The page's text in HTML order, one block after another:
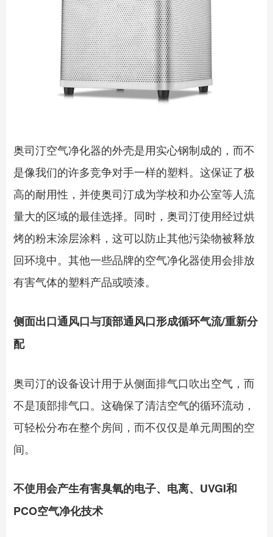
奥司汀空气净化器的外壳是用实心钢制成的，而不
是像我们的许多竞争对手一样的塑料。这保证了极
高的耐用性，并使奥司汀成为学校和办公室等人流
量大的区域的最佳选择。同时，奥司汀使用经过烘
烤的粉末涂层涂料，这可以防止其他污染物被释放
回环境中。其他一些品牌的空气净化器使用会排放
有害气体的塑料产品或喷漆。
侧面出口通风口与顶部通风口形成循环气流/重新分
配
奥司汀的设备设计用于从侧面排气口吹出空气，而
不是顶部排气口。这确保了清洁空气的循环流动，
可轻松分布在整个房间，而不仅仅是单元周围的空
间。
不使用会产生有害臭氧的电子、电离、UVGI和
PCO空气净化技术